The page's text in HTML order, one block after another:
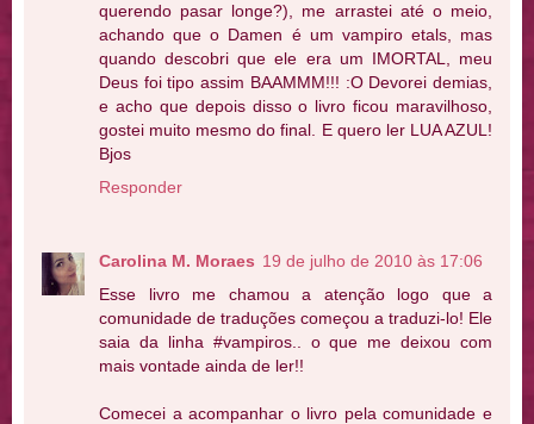
querendo pasar longe?), me arrastei até o meio,
achando que o Damen é um vampiro etals, mas
quando descobri que ele era um IMORTAL, meu
Deus foi tipo assim BAAMMM!!! :O Devorei demias,
e acho que depois disso o livro ficou maravilhoso,
gostei muito mesmo do final. E quero ler LUA AZUL!
Bjos
Responder
Carolina M. Moraes 19 de julho de 2010 às 17:06
Esse livro me chamou a atenção logo que a
comunidade de traduções começou a traduzi-lo! Ele
saia da linha #vampiros.. o que me deixou com
mais vontade ainda de ler!!
Comecei a acompanhar o livro pela comunidade e